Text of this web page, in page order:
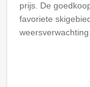
prijs. De
favoriete